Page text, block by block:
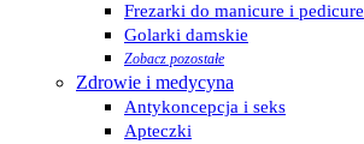
Frezarki do manicure i pedicure
Golarki damskie
Zobacz pozostałe
Zdrowie i medycyna
Antykoncepcja i seks
Apteczki